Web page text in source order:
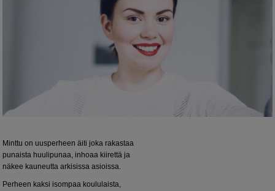
Minttu on uusperheen äiti joka rakastaa
punaista huulipunaa, inhoaa kiirettä ja
näkee kauneutta arkisissa asioissa.
Perheen kaksi isompaa koululaista,